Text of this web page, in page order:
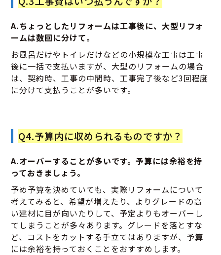
A.ちょっとしたリフォームは工事後に、大型リフォ
ームは数回に分けて。
お風呂だけやトイレだけなどの小規模な工事は工事
後に一括で支払いますが、大型のリフォームの場合
は、契約時、工事の中間時、工事完了後など3回程度
に分けて支払うことが多いです。
Q4.予算内に収められるものですか？
A.オーバーすることが多いです。予算には余裕を持
っておきましょう。
予め予算を決めていても、実際リフォームについて
考えてみると、希望が増えたり、よりグレードの高
い建材に目が向いたりして、予定よりもオーバーし
てしまうことが多々あります。グレードを落とすな
ど、コストをカットする手立てはありますが、予算
には余裕を持っておくことをおすすめします。